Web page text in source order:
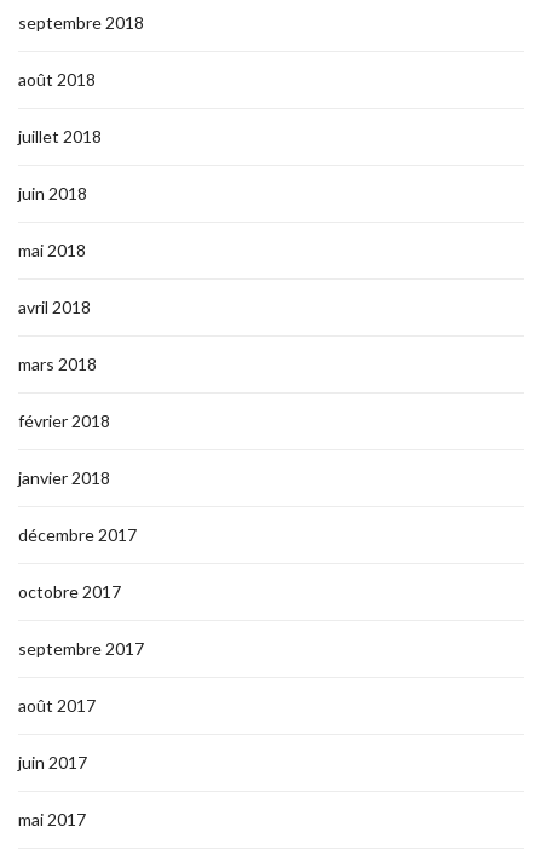
septembre 2018
août 2018
juillet 2018
juin 2018
mai 2018
avril 2018
mars 2018
février 2018
janvier 2018
décembre 2017
octobre 2017
septembre 2017
août 2017
juin 2017
mai 2017